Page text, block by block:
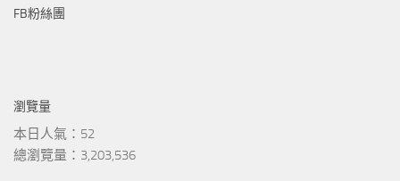
FB粉絲團
瀏覽量
本日人氣：52
總瀏覽量：3,203,536